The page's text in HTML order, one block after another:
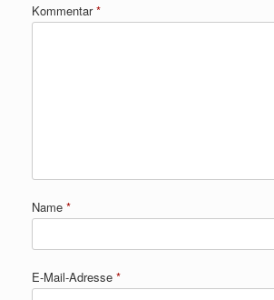
Kommentar*
Name *
E-Mail-Adresse *